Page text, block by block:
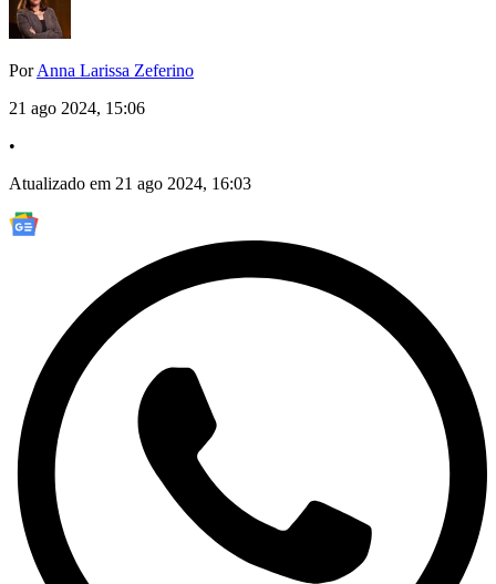
PorAnna Larissa Zeferino
21 ago 2024, 15:06
•
Atualizado em 21 ago 2024, 16:03